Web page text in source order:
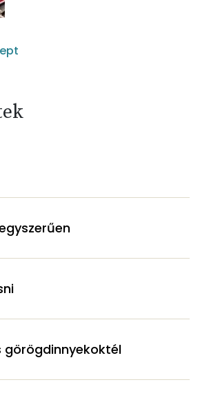
görögdinnyekoktél